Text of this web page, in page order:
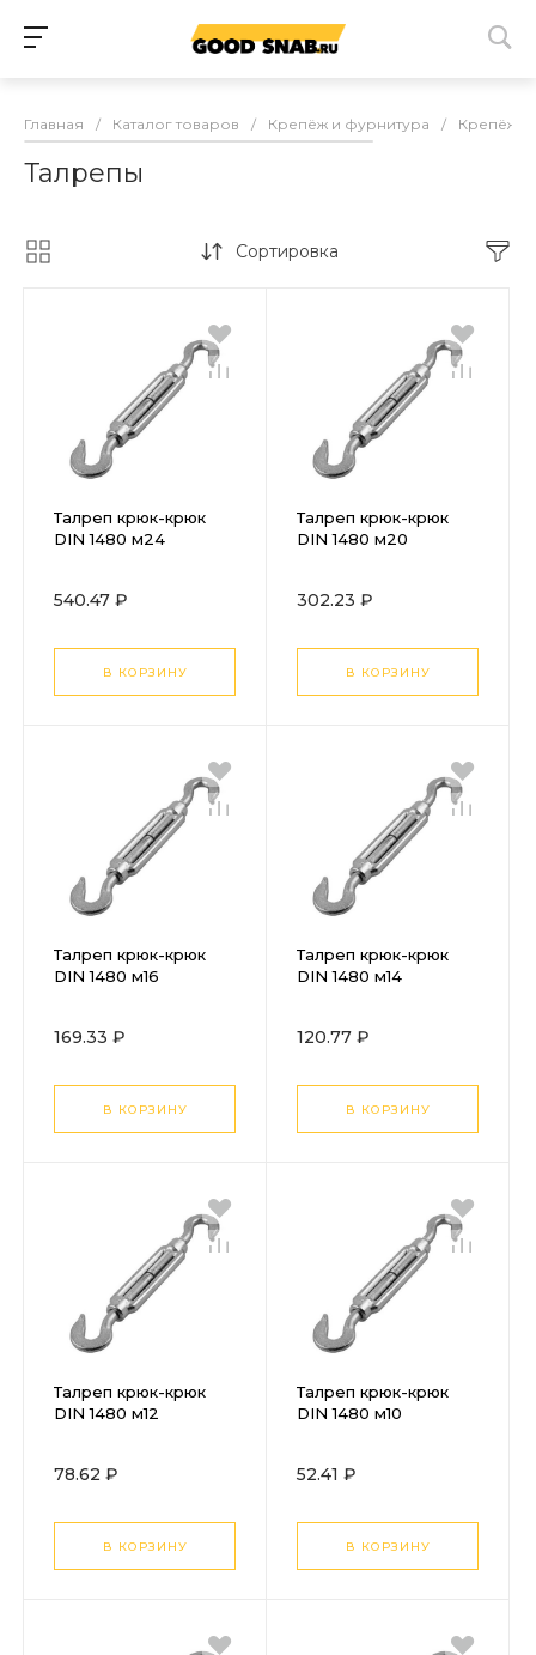
Главная / Каталог товаров / Крепёж и фурнитура / Крепёж
Талрепы
Сортировка
Талреп крюк-крюк
DIN 1480 м24
540.47 ₽
В КОРЗИНУ
Талреп крюк-крюк
DIN 1480 м20
302.23 ₽
В КОРЗИНУ
Талреп крюк-крюк
DIN 1480 м16
169.33 ₽
В КОРЗИНУ
Талреп крюк-крюк
DIN 1480 м14
120.77 ₽
В КОРЗИНУ
Талреп крюк-крюк
DIN 1480 м12
78.62 ₽
В КОРЗИНУ
Талреп крюк-крюк
DIN 1480 м10
52.41 ₽
В КОРЗИНУ